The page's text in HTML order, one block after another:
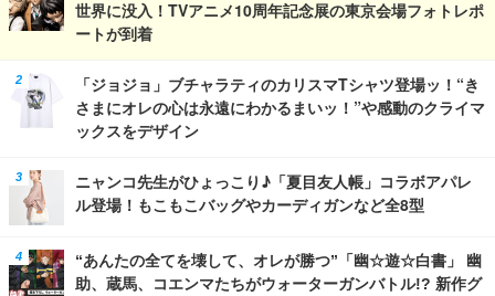
世界に没入！TVアニメ10周年記念展の東京会場フォトレポ
ートが到着
「ジョジョ」ブチャラティのカリスマTシャツ登場ッ！“き
さまにオレの心は永遠にわかるまいッ！”や感動のクライマ
ックスをデザイン
ニャンコ先生がひょっこり♪「夏目友人帳」コラボアパレ
ル登場！もこもこバッグやカーディガンなど全8型
“あんたの全てを壊して、オレが勝つ”「幽☆遊☆白書」 幽
助、蔵馬、コエンマたちがウォーターガンバトル!? 新作グ